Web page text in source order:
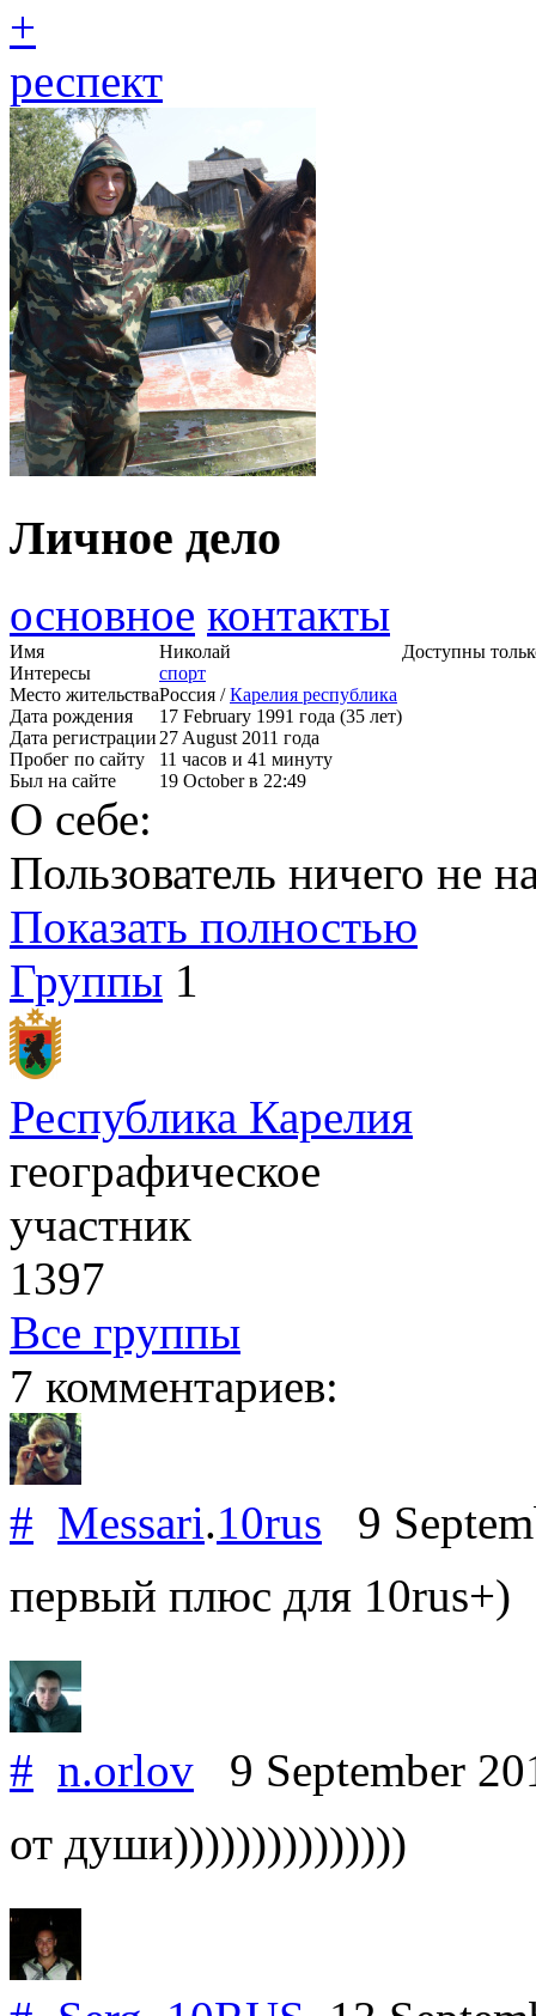
+
респект
Личное дело
основное контакты
Имя
Николай
Интересы
спорт
Место жительстваРоссия /Карелия республика
Дата рождения
17 February 1991 года (35 лет)
Дата регистрации27 August 2011 года
Пробег по сайту
11 часов и 41 минуту
Был на сайте
19 October в 22:49
Доступны
О себе:
Пользователь ничего не
Показать полностью
Группы 1
Республика Карелия
географическое
участник
1397
Все группы
7 комментариев:
# Messari.10rus 9
первый плюс для 10rus+)
# n.orlov 9 September
от души)))))))))))))))